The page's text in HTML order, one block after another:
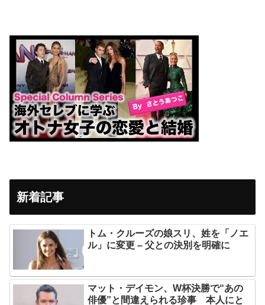
新着記事
トム・クルーズの娘スリ、姓を「ノエ
ル」に変更 – 父との決別を明確に
マット・デイモン、W杯決勝で“あの
俳優”と間違えられる珍事 本人にと